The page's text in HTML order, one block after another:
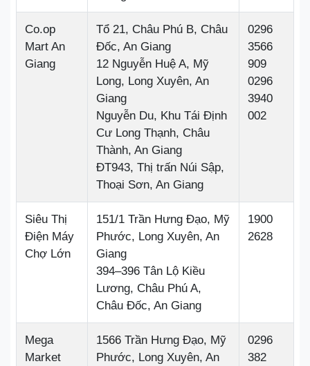
Co.op
Mart An
Giang
Tổ 21, Châu Phú B, Châu
Đốc, An Giang
12 Nguyễn Huệ A, Mỹ
Long, Long Xuyên, An
Giang
Nguyễn Du, Khu Tái Định
Cư Long Thạnh, Châu
Thành, An Giang
ĐT943, Thị trấn Núi Sập,
Thoại Sơn, An Giang
0296
3566
909
0296
3940
002
Siêu Thị
Điện Máy
Chợ Lớn
151/1 Trần Hưng Đạo, Mỹ
Phước, Long Xuyên, An
Giang
394–396 Tân Lộ Kiều
Lương, Châu Phú A,
Châu Đốc, An Giang
1900
2628
Mega
Market
1566 Trần Hưng Đạo, Mỹ
Phước, Long Xuyên, An
0296
382